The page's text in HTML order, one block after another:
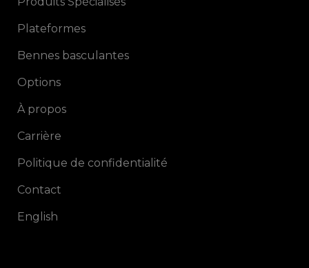
Plateformes
Bennes basculantes
Options
À propos
Carrière
Politique de confidentialité
Contact
English